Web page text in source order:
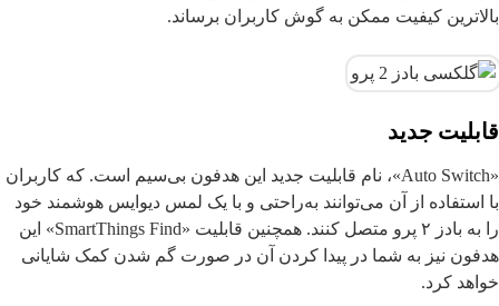
بالاترین کیفیت ممکن به گوش کاربران برساند.
قابلیت جدید
«Auto Switch»، نام قابلیت جدید این هدفون بی‌سیم است. که کاربران
با استفاده از آن می‌توانند به‌راحتی و با یک لمس دیوایس هوشمند خود
را به بادز ۲ پرو متصل کنند. همچنین قابلیت «SmartThings Find» این
هدفون نیز به شما در پیدا کردن آن در صورت گم شدن کمک شایانی
خواهد کرد.